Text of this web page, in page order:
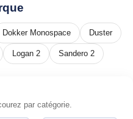
Dokker Monospace Duster
Logan 2 Sandero 2
par catégorie.